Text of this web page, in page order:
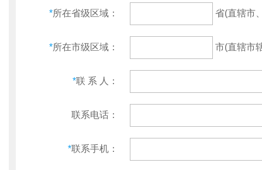
*所在省级区域： 省(直辖市
*所在市级区域： 市(直辖市
*联 系 人：
联系电话：
*联系手机：